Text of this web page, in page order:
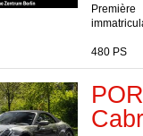
Première
480 PS